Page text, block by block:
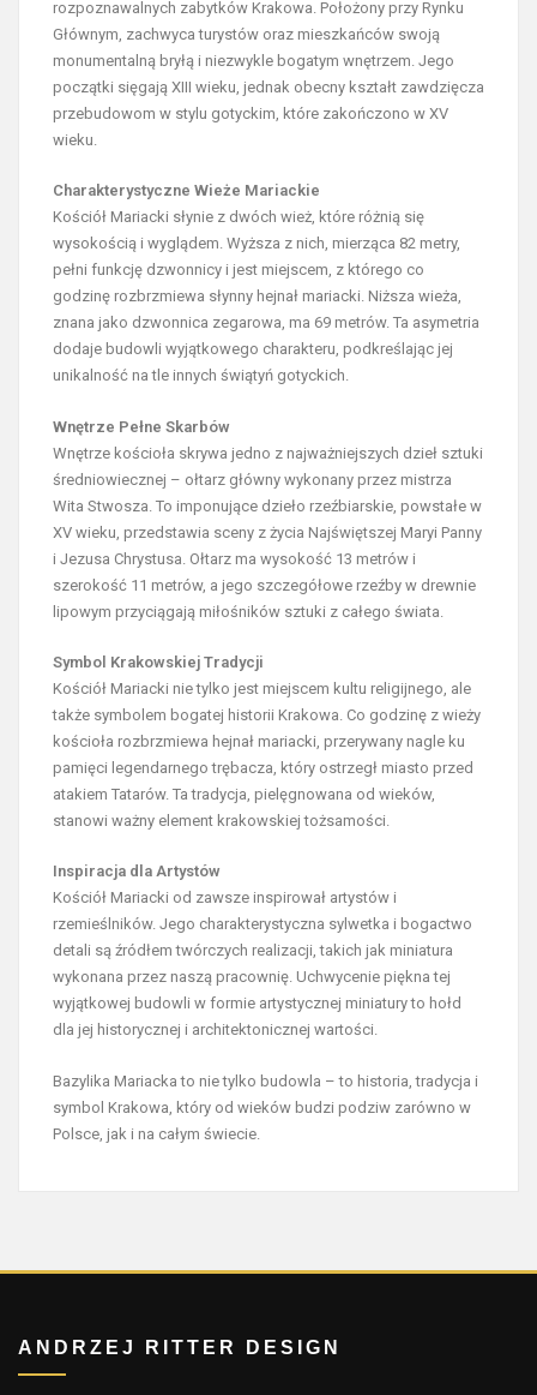
rozpoznawalnych zabytków Krakowa. Położony przy Rynku
Głównym, zachwyca turystów oraz mieszkańców swoją
monumentalną bryłą i niezwykle bogatym wnętrzem. Jego
początki sięgają XIII wieku, jednak obecny kształt zawdzięcza
przebudowom w stylu gotyckim, które zakończono w XV
wieku.
Charakterystyczne Wieże Mariackie
Kościół Mariacki słynie z dwóch wież, które różnią się
wysokością i wyglądem. Wyższa z nich, mierząca 82 metry,
pełni funkcję dzwonnicy i jest miejscem, z którego co
godzinę rozbrzmiewa słynny hejnał mariacki. Niższa wieża,
znana jako dzwonnica zegarowa, ma 69 metrów. Ta asymetria
dodaje budowli wyjątkowego charakteru, podkreślając jej
unikalność na tle innych świątyń gotyckich.
Wnętrze Pełne Skarbów
Wnętrze kościoła skrywa jedno z najważniejszych dzieł sztuki
średniowiecznej – ołtarz główny wykonany przez mistrza
Wita Stwosza. To imponujące dzieło rzeźbiarskie, powstałe w
XV wieku, przedstawia sceny z życia Najświętszej Maryi Panny
i Jezusa Chrystusa. Ołtarz ma wysokość 13 metrów i
szerokość 11 metrów, a jego szczegółowe rzeźby w drewnie
lipowym przyciągają miłośników sztuki z całego świata.
Symbol Krakowskiej Tradycji
Kościół Mariacki nie tylko jest miejscem kultu religijnego, ale
także symbolem bogatej historii Krakowa. Co godzinę z wieży
kościoła rozbrzmiewa hejnał mariacki, przerywany nagle ku
pamięci legendarnego trębacza, który ostrzegł miasto przed
atakiem Tatarów. Ta tradycja, pielęgnowana od wieków,
stanowi ważny element krakowskiej tożsamości.
Inspiracja dla Artystów
Kościół Mariacki od zawsze inspirował artystów i
rzemieślników. Jego charakterystyczna sylwetka i bogactwo
detali są źródłem twórczych realizacji, takich jak miniatura
wykonana przez naszą pracownię. Uchwycenie piękna tej
wyjątkowej budowli w formie artystycznej miniatury to hołd
dla jej historycznej i architektonicznej wartości.
Bazylika Mariacka to nie tylko budowla – to historia, tradycja i
symbol Krakowa, który od wieków budzi podziw zarówno w
Polsce, jak i na całym świecie.
ANDRZEJ RITTER DESIGN